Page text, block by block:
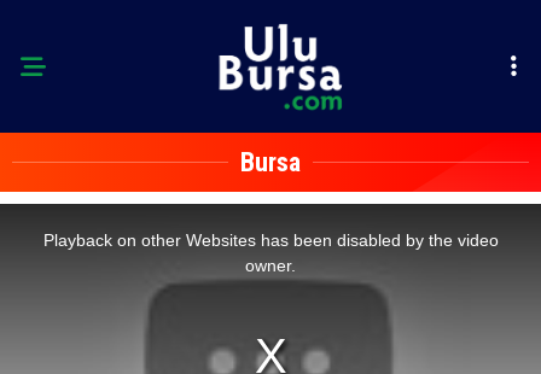
Bursa
Playback on other Websites has been disabled by the video
owner.